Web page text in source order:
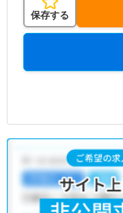
保存する